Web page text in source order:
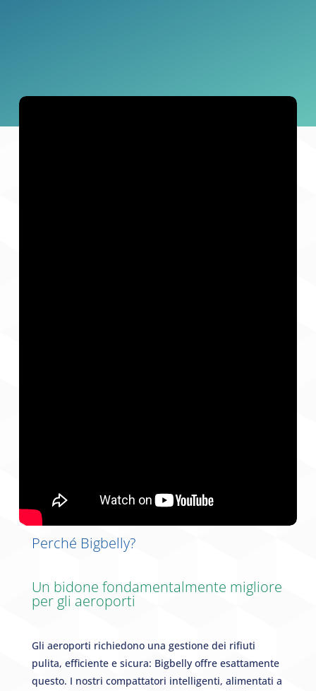
Perché Bigbelly?
Un bidone fondamentalmente migliore
per gli aeroporti
Gli aeroporti richiedono una gestione dei rifiuti
pulita, efficiente e sicura: Bigbelly offre esattamente
questo. I nostri compattatori intelligenti, alimentati a